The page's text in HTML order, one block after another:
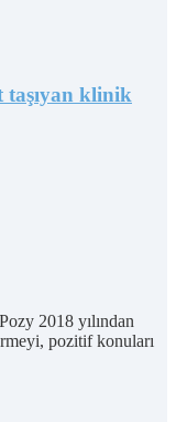
taşıyan klinik
2018 yılından
pozitif konuları